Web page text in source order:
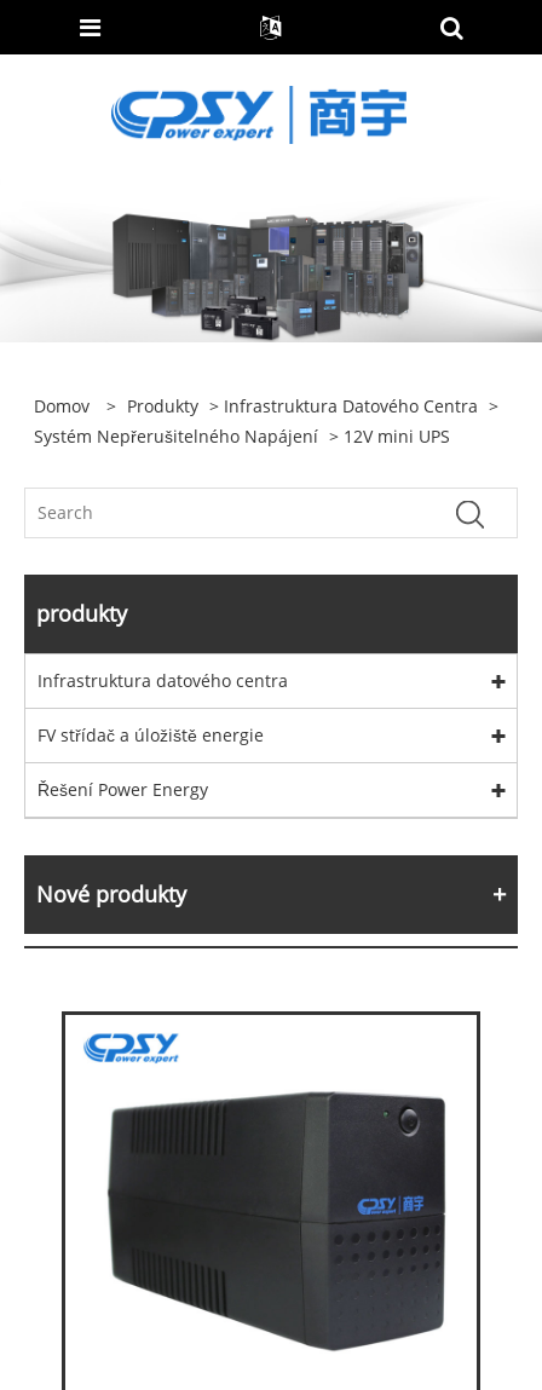
Domov > Produkty > Infrastruktura Datového Centra >
Systém Nepřerušitelného Napájení > 12V mini UPS
produkty
Infrastruktura datového centra
FV střídač a úložiště energie
Řešení Power Energy
Nové produkty